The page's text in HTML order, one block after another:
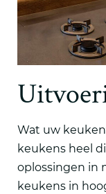
Wat uw
keukens heel
oplossingen in
keukens in